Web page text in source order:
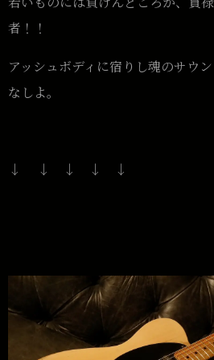
者！！
アッシュボディに宿りし魂のサウ
なしよ。
↓ ↓ ↓ ↓ ↓